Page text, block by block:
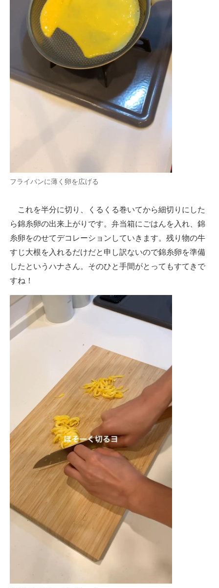
フライパンに薄く卵を広げる
これを半分に切り、くるくる巻いてから細切りにした
ら錦糸卵の出来上がりです。弁当箱にごはんを入れ、錦
糸卵をのせてデコレーションしていきます。残り物の牛
すじ大根を入れるだけだと申し訳ないので錦糸卵を準備
したというハナさん。そのひと手間がとってもすてきで
すね！